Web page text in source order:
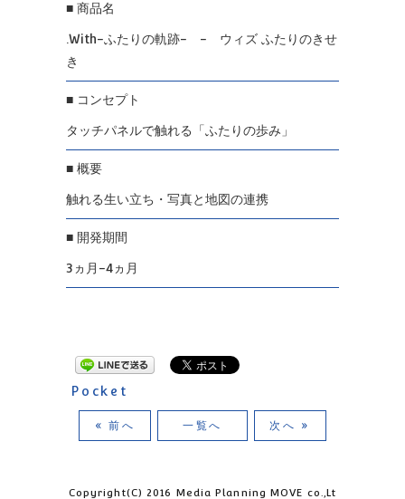
■ 商品名
.With-ふたりの軌跡- - ウィズ ふたりのきせ
き
■ コンセプト
タッチパネルで触れる「ふたりの歩み」
■ 概要
触れる生い立ち・写真と地図の連携
■ 開発期間
3ヵ月-4ヵ月
Pocket
« 前へ 一覧へ 次へ »
Copyright(C) 2016 Media Planning MOVE co.,Lt